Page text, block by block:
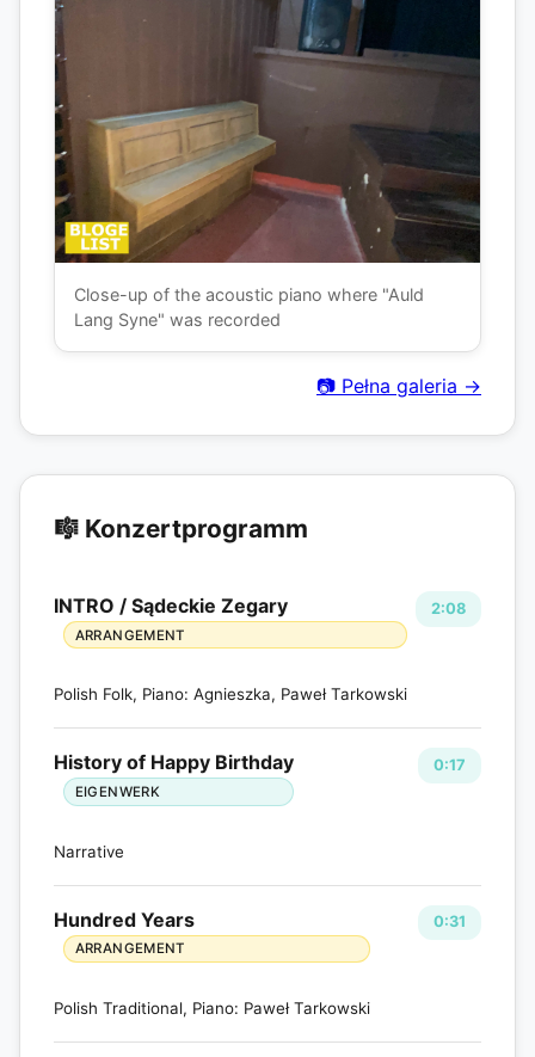
Close-up of the acoustic piano where "Auld
Lang Syne" was recorded
📷 Pełna galeria →
🎼 Konzertprogramm
INTRO / Sądeckie Zegary
ARRANGEMENT
Polish Folk, Piano: Agnieszka, Paweł Tarkowski
2:08
History of Happy Birthday
EIGENWERK
Narrative
0:17
Hundred Years
ARRANGEMENT
Polish Traditional, Piano: Paweł Tarkowski
0:31